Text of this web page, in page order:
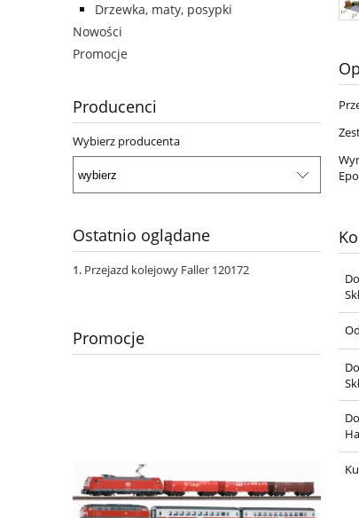
Drzewka, maty, posypki
Nowości
Promocje
Producenci
Wybierz producenta
Ostatnio oglądane
Przejazd kolejowy Faller 120172
Promocje